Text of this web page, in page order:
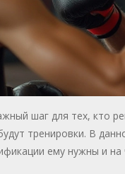
шаг для тех, кто
тренировки. В
ему нужны и